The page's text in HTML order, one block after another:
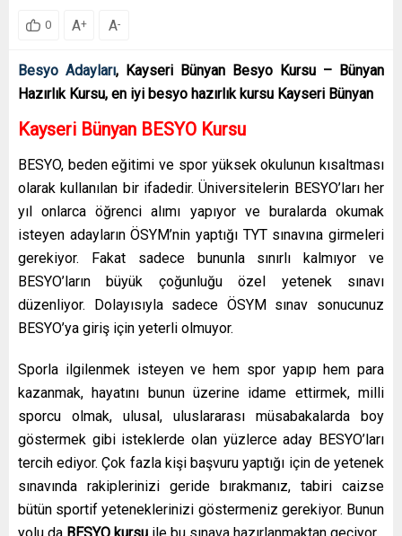
0 A+ A-
Besyo Adayları, Kayseri Bünyan Besyo Kursu – Bünyan
Hazırlık Kursu, en iyi besyo hazırlık kursu Kayseri Bünyan
Kayseri Bünyan BESYO Kursu
BESYO, beden eğitimi ve spor yüksek okulunun kısaltması
olarak kullanılan bir ifadedir. Üniversitelerin BESYO’ları her
yıl onlarca öğrenci alımı yapıyor ve buralarda okumak
isteyen adayların ÖSYM’nin yaptığı TYT sınavına girmeleri
gerekiyor. Fakat sadece bununla sınırlı kalmıyor ve
BESYO’ların büyük çoğunluğu özel yetenek sınavı
düzenliyor. Dolayısıyla sadece ÖSYM sınav sonucunuz
BESYO’ya giriş için yeterli olmuyor.
Sporla ilgilenmek isteyen ve hem spor yapıp hem para
kazanmak, hayatını bunun üzerine idame ettirmek, milli
sporcu olmak, ulusal, uluslararası müsabakalarda boy
göstermek gibi isteklerde olan yüzlerce aday BESYO’ları
tercih ediyor. Çok fazla kişi başvuru yaptığı için de yetenek
sınavında rakiplerinizi geride bırakmanız, tabiri caizse
bütün sportif yeteneklerinizi göstermeniz gerekiyor. Bunun
yolu da BESYO kursu ile bu sınava hazırlanmaktan geçiyor.